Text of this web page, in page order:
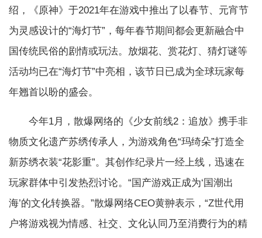
绍，《原神》于2021年在游戏中推出了以春节、元宵节
为灵感设计的“海灯节”，每年春节期间都会更新融合中
国传统民俗的剧情或玩法。放烟花、赏花灯、猜灯谜等
活动均已在“海灯节”中亮相，该节日已成为全球玩家每
年翘首以盼的盛会。
今年1月，散爆网络的《少女前线2：追放》携手非
物质文化遗产苏绣传承人，为游戏角色“玛绮朵”打造全
新苏绣衣装“花影重”。其创作纪录片一经上线，迅速在
玩家群体中引发热烈讨论。“国产游戏正成为‘国潮出
海’的文化转换器。”散爆网络CEO黄翀表示，“Z世代用
户将游戏视为情感、社交、文化认同乃至消费行为的精